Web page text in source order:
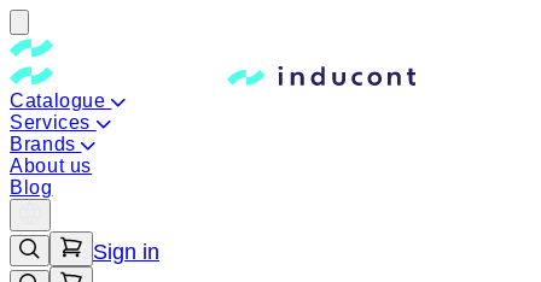
Catalogue
Services
Brands
About us
Blog
Sign in